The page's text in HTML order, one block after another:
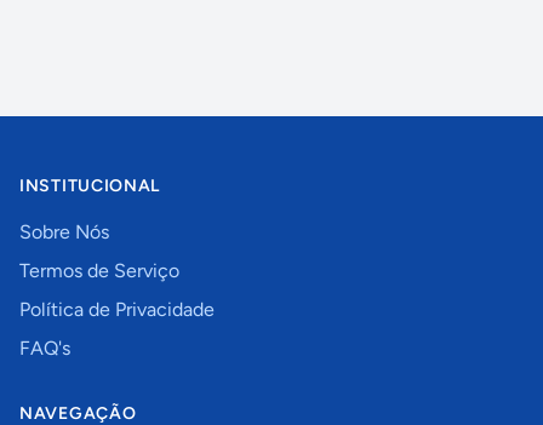
INSTITUCIONAL
Sobre Nós
Termos de Serviço
Política de Privacidade
FAQ's
NAVEGAÇÃO